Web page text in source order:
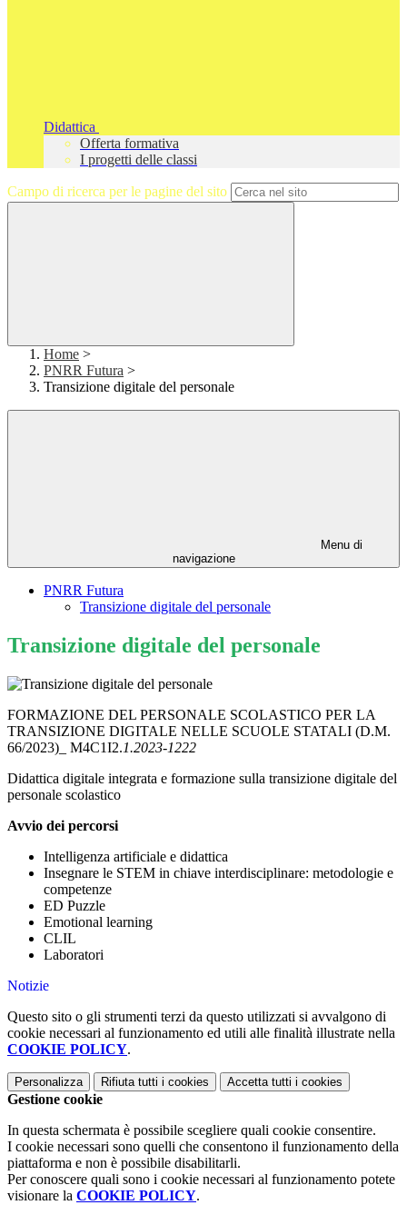
Didattica
Offerta formativa
I progetti delle classi
Campo di ricerca per le pagine del sito
Home >
PNRR Futura >
Transizione digitale del personale
Menu di
navigazione
PNRR Futura
Transizione digitale del personale
Transizione digitale del personale
FORMAZIONE DEL PERSONALE SCOLASTICO PER LA
TRANSIZIONE DIGITALE NELLE SCUOLE STATALI (D.M.
66/2023)_ M4C1I2.1.2023-1222
Didattica digitale integrata e formazione sulla transizione digitale del
personale scolastico
Avvio dei percorsi
Intelligenza artificiale e didattica
Insegnare le STEM in chiave interdisciplinare: metodologie e
competenze
ED Puzzle
Emotional learning
CLIL
Laboratori
Notizie
Questo sito o gli strumenti terzi da questo utilizzati si avvalgono di
cookie necessari al funzionamento ed utili alle finalità illustrate nella
COOKIE POLICY.
Personalizza Rifiuta tutti i cookies Accetta tutti i cookies
Gestione cookie
In questa schermata è possibile scegliere quali cookie consentire.
I cookie necessari sono quelli che consentono il funzionamento della
piattaforma e non è possibile disabilitarli.
Per conoscere quali sono i cookie necessari al funzionamento potete
visionare la COOKIE POLICY.